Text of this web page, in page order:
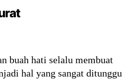
buah hati selalu membuat
hal yang sangat ditunggu